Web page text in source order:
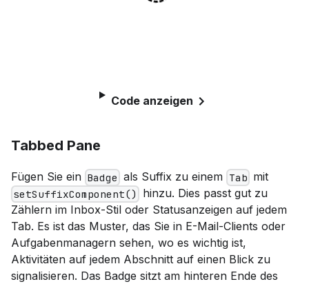
Code anzeigen
Tabbed Pane
Fügen Sie ein Badge als Suffix zu einem Tabmit
setSuffixComponent()
hinzu. Dies passt gut zu
Zählern im Inbox-Stil oder Statusanzeigen auf jedem
Tab. Es ist das Muster, das Sie in E-Mail-Clients oder
Aufgabenmanagern sehen, wo es wichtig ist,
Aktivitäten auf jedem Abschnitt auf einen Blick zu
signalisieren. Das Badge sitzt am hinteren Ende des